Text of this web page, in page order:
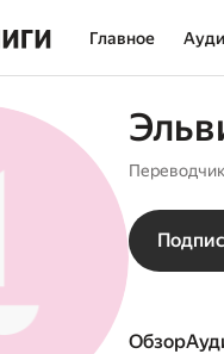
Главное
Переводчик
Обзор